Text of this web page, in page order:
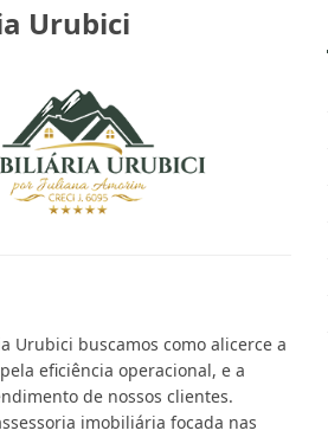
Urubici
Urubici buscamos como alicerce a
eficiência operacional, e a
de nossos clientes.
imobiliária focada nas